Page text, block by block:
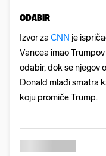
ODABIR
Izvor za CNN je
Vancea imao
odabir, dok se njegov
Donald mlađi smatra
koju promiče Trump.